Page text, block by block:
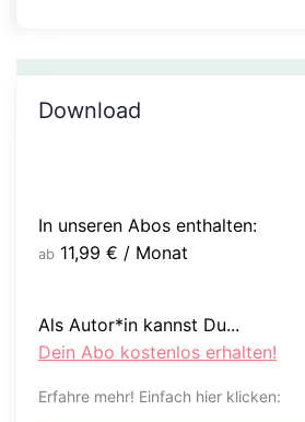
Download
In unseren Abos enthalten:
ab 11,99 € / Monat
Als Autor*in kannst Du...
Dein Abo kostenlos erhalten!
Erfahre mehr! Einfach hier klicken: